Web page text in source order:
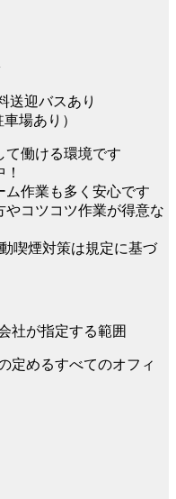
送迎バスあり
場あり）
て働ける環境です
ム作業も多く安心です
コツコツ作業が得意な
喫煙対策は規定に基づ
社が指定する範囲
定めるすべてのオフィ